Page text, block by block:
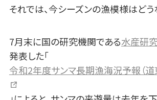
それでは、今シーズンの漁模様はどう
7月末に国の研究機関である水産研
発表した「
令和2年度サンマ長期漁海況予報（道